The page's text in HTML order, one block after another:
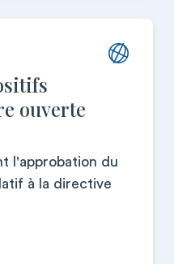
ouverte
l'approbation du
à la directive